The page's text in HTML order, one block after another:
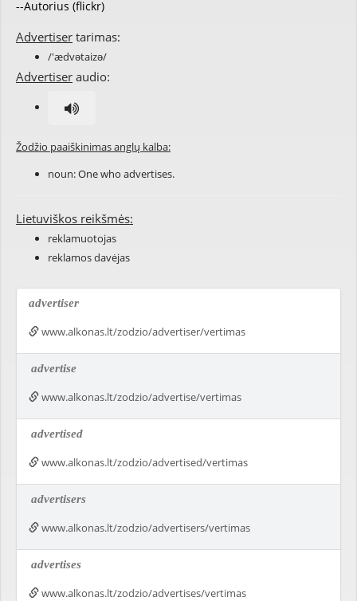
--Autorius (flickr)
Advertiser tarimas:
/'ædvətaizə/
Advertiser audio:
Žodžio paaiškinimas anglų kalba:
noun: One who advertises.
Lietuviškos reikšmės:
reklamuotojas
reklamos davėjas
advertiser
www.alkonas.lt/zodzio/advertiser/vertimas
advertise
www.alkonas.lt/zodzio/advertise/vertimas
advertised
www.alkonas.lt/zodzio/advertised/vertimas
advertisers
www.alkonas.lt/zodzio/advertisers/vertimas
advertises
www.alkonas.lt/zodzio/advertises/vertimas